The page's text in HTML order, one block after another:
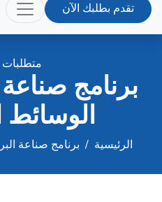
تقدم بطلبك الآن
متطلبات
برنامج
الوسائط
الرئيسية / برنامج صناعة